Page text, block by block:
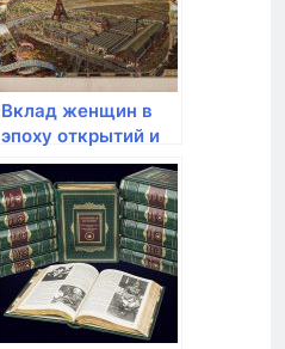
Вклад женщин в
эпоху открытий и
межкультурный
обмен